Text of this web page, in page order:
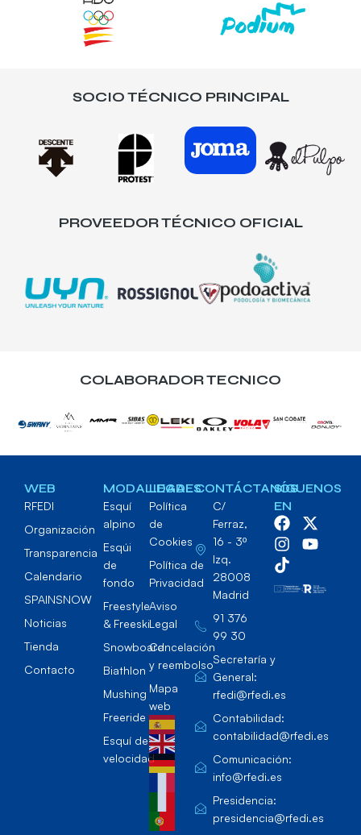
SOCIO TÉCNICO PRINCIPAL
PROVEEDOR TÉCNICO OFICIAL
COLABORADOR TECNICO
WEB
RFEDI
Organización
Transparencia
Calendario
SPAINSNOW
Noticias
Tienda
Contacto
MODALIDADES
Esquí
alpino
Esqúi
de
fondo
Freestyle
& Freeski
Snowboard
Biathlon
Mushing
Freeride
Esquí de
velocidad
LEGAL
Política
de
Cookies
Política de
Privacidad
Aviso
Legal
Cancelación
y reembolso
Mapa
web
CONTÁCTANOS
C/
Ferraz,
16 - 3º
Izq.
28008
Madrid
91 376
99 30
Secretaría y
General:
rfedi@rfedi.es
Contabilidad:
contabilidad@rfedi.es
Comunicación:
info@rfedi.es
Presidencia:
presidencia@rfedi.es
SÍGUENOS
EN